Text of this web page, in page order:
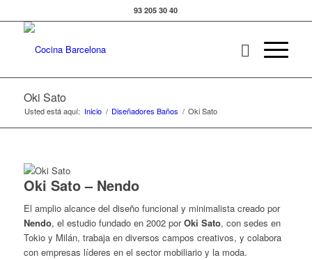
93 205 30 40
Oki Sato
Usted está aquí: Inicio / Diseñadores Baños / Oki Sato
Oki Sato – Nendo
El amplio alcance del diseño funcional y minimalista creado por
Nendo, el estudio fundado en 2002 porOki Sato, con sedes en
Tokio y Milán, trabaja en diversos campos creativos, y colabora
con empresas líderes en el sector mobiliario y la moda.